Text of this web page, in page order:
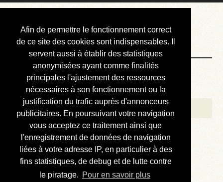
Afin de permettre le fonctionnement correct
de ce site des cookies sont indispensables. Il
servent aussi à établir des statistiques
anonymisées ayant comme finalités
principales l'ajustement des ressources
nécessaires à son fonctionnement ou la
justification du trafic auprès d'annonceurs
publicitaires. En poursuivant votre navigation
vous acceptez ce traitement ainsi que
l'enregistrement de données de navigation
liées à votre adresse IP, en particulier à des
fins statistiques, de debug et de lutte contre
le piratage. Pour en savoir plus
Courbis, « LE »
Blog Officiel
Bienvenue
Réalisations
Divers (et d’été)
Annonces
Liens externes
Téléchargement